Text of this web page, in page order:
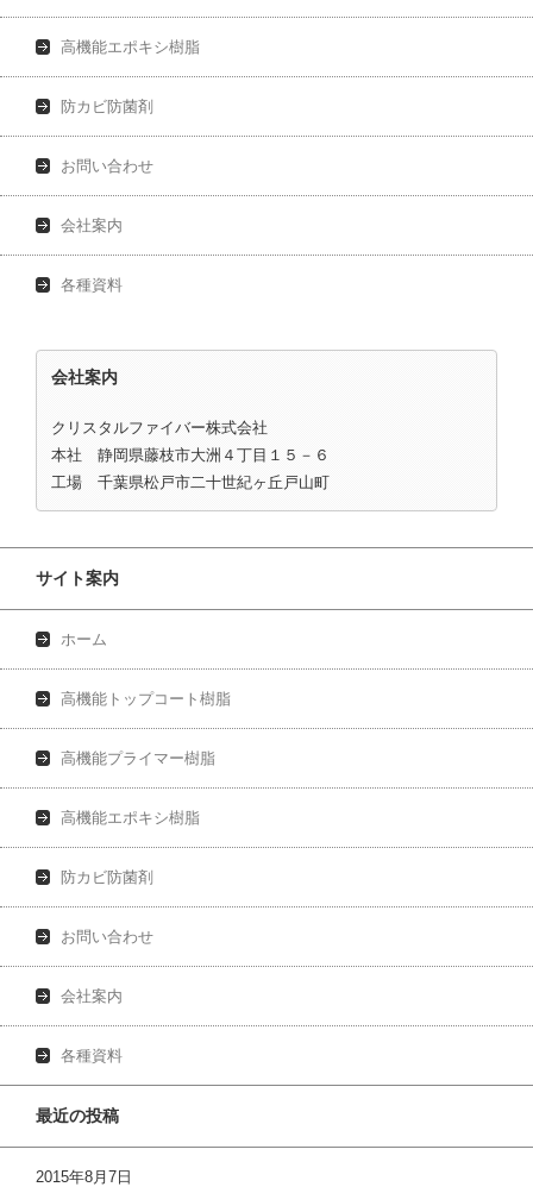
高機能エポキシ樹脂
防カビ防菌剤
お問い合わせ
会社案内
各種資料
会社案内
クリスタルファイバー株式会社
本社 静岡県藤枝市大洲４丁目１５－６
工場 千葉県松戸市二十世紀ヶ丘戸山町
サイト案内
ホーム
高機能トップコート樹脂
高機能プライマー樹脂
高機能エポキシ樹脂
防カビ防菌剤
お問い合わせ
会社案内
各種資料
最近の投稿
2015年8月7日